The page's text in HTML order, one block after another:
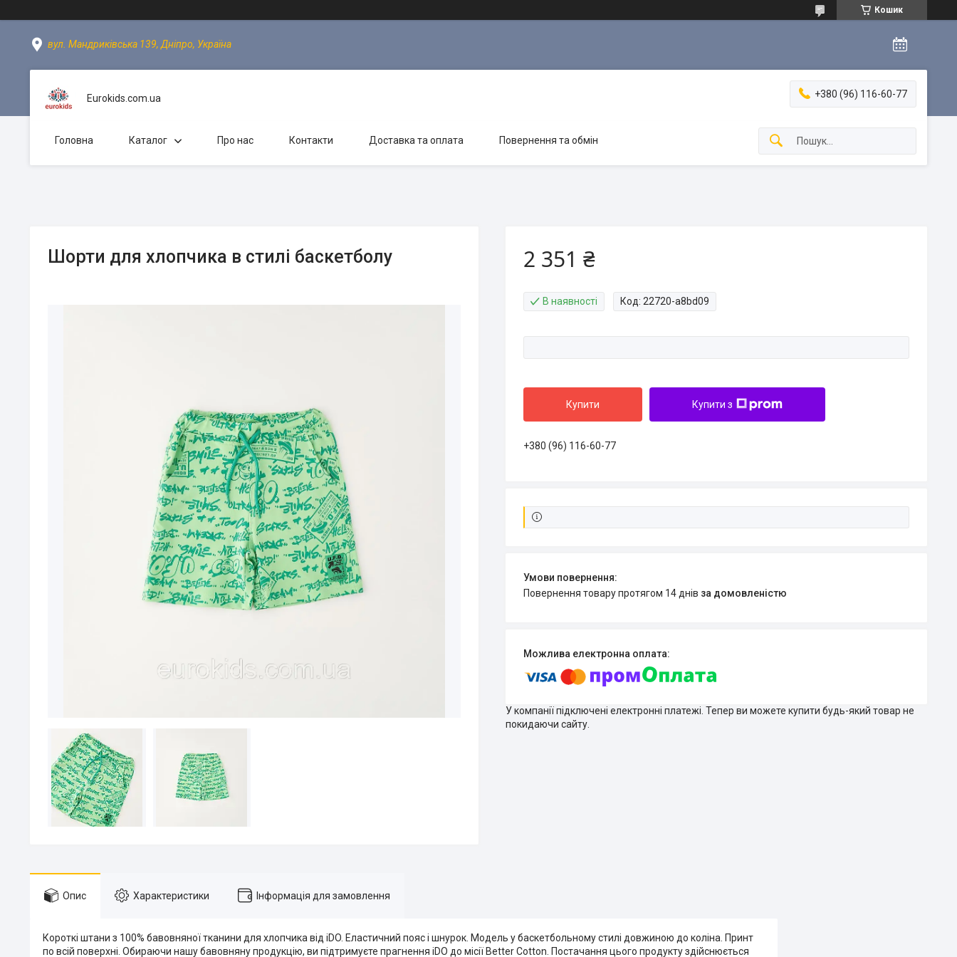
Кошик
вул. Мандриківська 139, Дніпро, Україна
Eurokids.com.ua +380 (96) 116-60-77
Головна Каталог Про нас Контакти Доставка та оплата Повернення та обмін
Шорти для хлопчика в стилі баскетболу 2 351 ₴
В наявності Код: 22720-a8bd09
Купити Купити з
+380 (96) 116-60-77
повернення товару протягом 14 днів за домовленістю
У компанії підключені електронні платежі. Тепер ви можете купити будь-який товар не
покидаючи сайту.
Опис Характеристики Інформація для замовлення
Короткі штани з 100% бавовняної тканини для хлопчика від iDO. Еластичний пояс і шнурок. Модель у баскетбольному стилі довжиною до коліна. Принт
по всій поверхні. Обираючи нашу бавовняну продукцію, ви підтримуєте прагнення iDO до місії Better Cotton. Постачання цього продукту здійснюється